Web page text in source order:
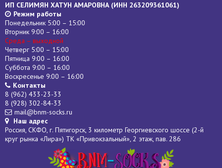
ИП СЕЛИМЯН ХАТУН АМАРОВНА (ИНН 263209361061)
Режим работы
Понедельник 5:00 – 15:00
Вторник 9:00 – 16:00
Среда – выходной
Четверг 5:00 – 15:00
Пятница 9:00 – 16:00
Суббота 9:00 – 16:00
Воскресенье 9:00 – 16:00
Контакты
8 (962) 433-23-33
8 (928) 302-84-33
mail@bnm-socks.ru
Наш адрес
Россия, СКФО, г. Пятигорск, 3 километр Георгиевского шоссе (2-й
круг рынка «Лира») ТК «Привокзальный», 2 этаж, пав. 286